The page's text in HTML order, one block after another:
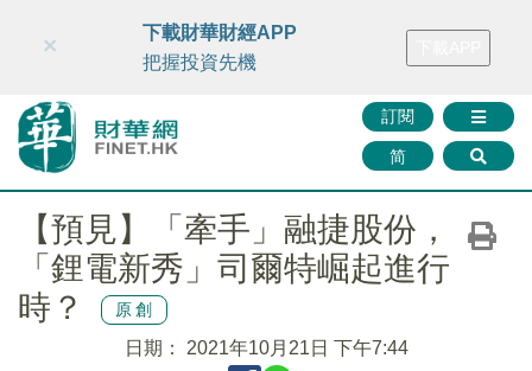
財華智庫網 FINTV FINMETA 財華證券 媒體矩陣
訂閱
简
×
下載財華財經APP
把握投資先機
【預見】「牽手」融捷股份，
「鋰電新秀」司爾特崛起進行
時？
原創
日期： 2021年10月21日 下午7:44